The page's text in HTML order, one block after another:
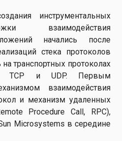
инструментальных
взаимодействия
начались после
стека протоколов
транспортных протоколах
TCP и UDP. Первым
взаимодействия
и механизм удаленных
Procedure Call, RPC),
Microsystems в середине